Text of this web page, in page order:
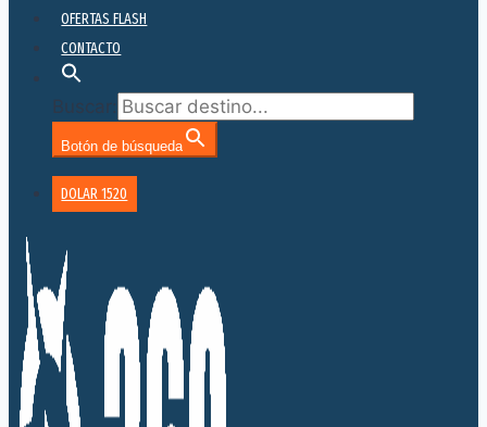
OFERTAS FLASH
CONTACTO
Buscar:
Botón de búsqueda
DOLAR 1520